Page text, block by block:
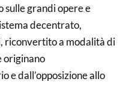
sulle grandi opere e
decentrato,
riconvertito a modalità di
originano
e dall’opposizione allo